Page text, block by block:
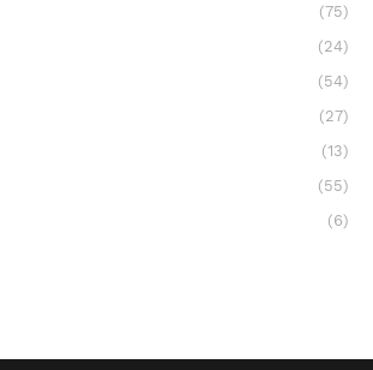
(75)
(24)
(54)
(27)
(13)
(55)
(6)